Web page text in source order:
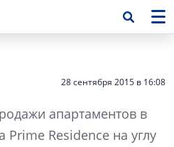
28 сентября 2015 в 16:08
апартаментов в
Prime Residence на углу